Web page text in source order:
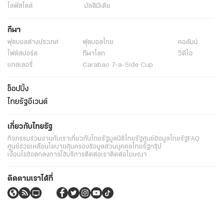
ไลฟ์สไตล์
มัลติมีเดีย
กีฬา
ฟุตบอลต่่างประเทศ ฟุตบอลไทย
คอลัมน์
ไฟต์สปอร์ต
กีฬาโลก
วิดีโอ
แกลเลอรี่
Carabao 7-a-Side Cup
ช็อปปิ้ง
ไทยรัฐอีเวนต์
เกี่ยวกับไทยรัฐ
กิจกรรมร่วมงานกับเราเกี่ยวกับไทยรัฐมูลนิธิไทยรัฐศูนย์ข้อมูลไทยรัฐFAQ
ศูนย์ช่วยเหลือนโยบายคุ้มครองข้อมูลส่วนบุคคลไทยรัฐกรุ๊ป
เงื่อนไขข้อตกลงการใช้บริการติดต่อเราติดต่อโฆษณา
ติดตามเราได้ที่